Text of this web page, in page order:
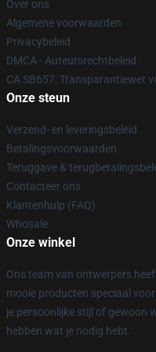
Over ons
Algemene voorwaarden
Privacybeleid
DMCA - Auteursrechtbeleid
CA SB657: Transparantiewet
Onze steun
Verzend- en leveringsbeleid
Betalingsvoorwaarden
Teruggave &
Contacteer ons
Klantenhulp (FAQ)
Whosale
Onze winkel
Ons team van ontwerpers
mooie producten speciaal
je persoonlijke stijl of gewoon
hebben wat je nodig hebt.